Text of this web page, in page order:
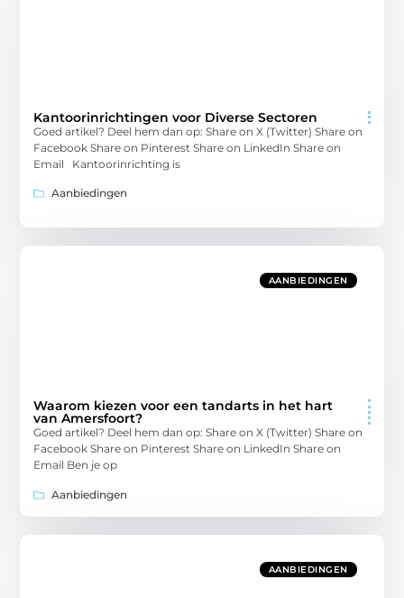
Kantoorinrichtingen voor Diverse Sectoren
Goed artikel? Deel hem dan op: Share on X (Twitter) Share on
Facebook Share on Pinterest Share on LinkedIn Share on
Email Kantoorinrichting is
Aanbiedingen
AANBIEDINGEN
Waarom kiezen voor een tandarts in het hart
van Amersfoort?
Goed artikel? Deel hem dan op: Share on X (Twitter) Share on
Facebook Share on Pinterest Share on LinkedIn Share on
Email Ben je op
Aanbiedingen
AANBIEDINGEN